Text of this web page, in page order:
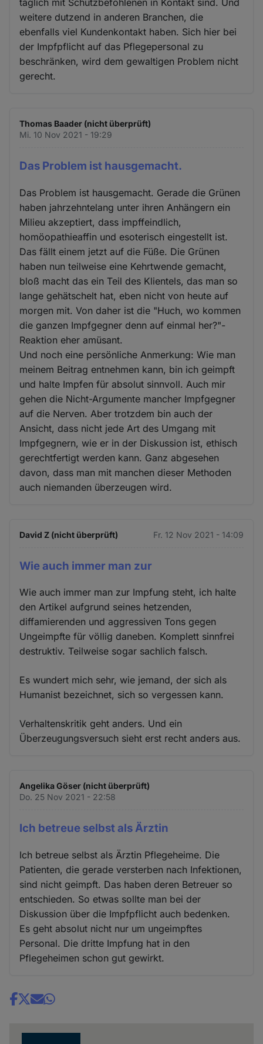
weitere dutzend in anderen Branchen, die
ebenfalls viel Kundenkontakt haben. Sich hier bei
der Impfpflicht auf das Pflegepersonal zu
beschränken, wird dem gewaltigen Problem nicht
gerecht.
Thomas Baader (nicht überprüft)
Mi. 10 Nov 2021 - 19:29
Das Problem ist hausgemacht.
Das Problem ist hausgemacht. Gerade die Grünen
haben jahrzehntelang unter ihren Anhängern ein
Milieu akzeptiert, dass impffeindlich,
homöopathieaffin und esoterisch eingestellt ist.
Das fällt einem jetzt auf die Füße. Die Grünen
haben nun teilweise eine Kehrtwende gemacht,
bloß macht das ein Teil des Klientels, das man so
lange gehätschelt hat, eben nicht von heute auf
morgen mit. Von daher ist die "Huch, wo kommen
die ganzen Impfgegner denn auf einmal her?"-
Reaktion eher amüsant.
Und noch eine persönliche Anmerkung: Wie man
meinem Beitrag entnehmen kann, bin ich geimpft
und halte Impfen für absolut sinnvoll. Auch mir
gehen die Nicht-Argumente mancher Impfgegner
auf die Nerven. Aber trotzdem bin auch der
Ansicht, dass nicht jede Art des Umgang mit
Impfgegnern, wie er in der Diskussion ist, ethisch
gerechtfertigt werden kann. Ganz abgesehen
davon, dass man mit manchen dieser Methoden
auch niemanden überzeugen wird.
David Z (nicht überprüft) Fr. 12 Nov 2021 - 14:09
Wie auch immer man zur
Wie auch immer man zur Impfung steht, ich halte
den Artikel aufgrund seines hetzenden,
diffamierenden und aggressiven Tons gegen
Ungeimpfte für völlig daneben. Komplett sinnfrei
destruktiv. Teilweise sogar sachlich falsch.
Es wundert mich sehr, wie jemand, der sich als
Humanist bezeichnet, sich so vergessen kann.
Verhaltenskritik geht anders. Und ein
Überzeugungsversuch sieht erst recht anders aus.
Angelika Göser (nicht überprüft)
Do. 25 Nov 2021 - 22:58
Ich betreue selbst als Ärztin
Ich betreue selbst als Ärztin Pflegeheime. Die
Patienten, die gerade versterben nach Infektionen,
sind nicht geimpft. Das haben deren Betreuer so
entschieden. So etwas sollte man bei der
Diskussion über die Impfpflicht auch bedenken.
Es geht absolut nicht nur um ungeimpftes
Personal. Die dritte Impfung hat in den
Pflegeheimen schon gut gewirkt.
Share